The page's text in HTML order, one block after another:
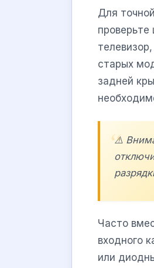
Для
проверьте
старых
задней
⚠️
Часто
входного
или